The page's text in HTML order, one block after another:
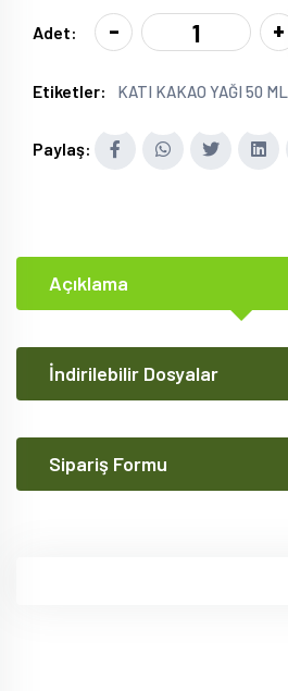
Adet: - +
Etiketler: KATI KAKAO YAĞI 50 ML
Paylaş:
Açıklama
İndirilebilir Dosyalar
Sipariş Formu